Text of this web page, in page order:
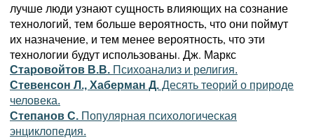
лучше люди узнают сущность влияющих на сознание
технологий, тем больше вероятность, что они поймут
их назначение, и тем менее вероятность, что эти
технологии будут использованы. Дж. Маркс
Старовойтов В.В. Психоанализ и религия.
Стевенсон Л., Хаберман Д. Десять теорий о природе
человека.
Степанов С. Популярная психологическая
энциклопедия.